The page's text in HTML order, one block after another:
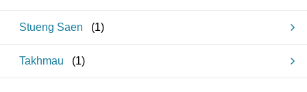
Stueng Saen (1)
Takhmau (1)